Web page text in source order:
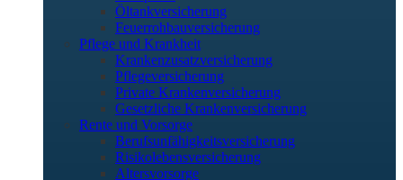
Öltankversicherung
Feuerrohbauversicherung
Pflege und Krankheit
Krankenzusatzversicherung
Pflegeversicherung
Private Krankenversicherung
Gesetzliche Krankenversicherung
Rente und Vorsorge
Berufs­unfähigkeitsversicherung
Risikolebensversicherung
Altersvorsorge